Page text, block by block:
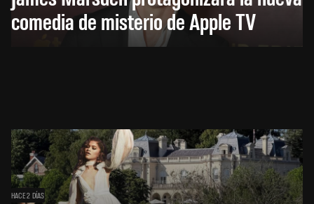
comedia de misterio de Apple TV
HACE 2 DÍAS